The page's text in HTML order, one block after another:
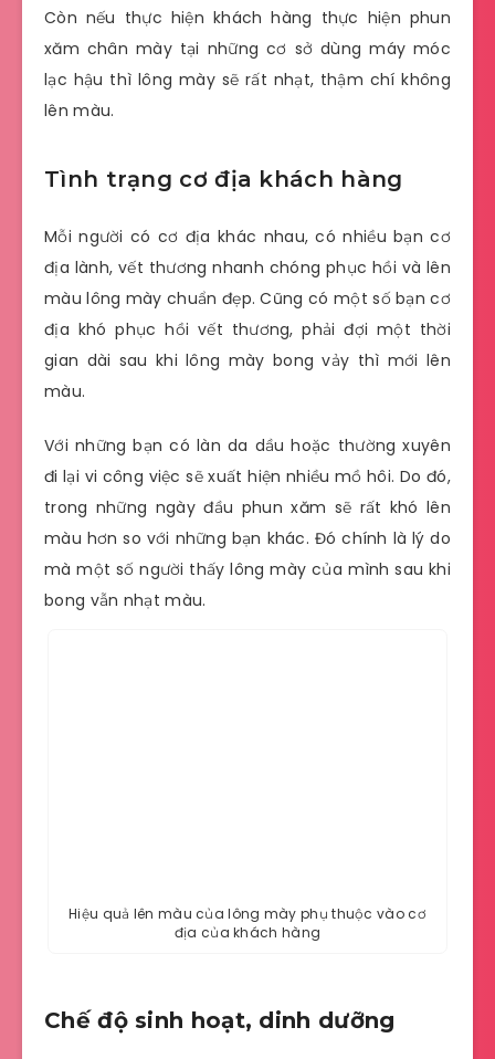
Còn nếu thực hiện khách hàng thực hiện phun
xăm chân mày tại những cơ sở dùng máy móc
lạc hậu thì lông mày sẽ rất nhạt, thậm chí không
lên màu.
Tình trạng cơ địa khách hàng
Mỗi người có cơ địa khác nhau, có nhiều bạn cơ
địa lành, vết thương nhanh chóng phục hồi và lên
màu lông mày chuẩn đẹp. Cũng có một số bạn cơ
địa khó phục hồi vết thương, phải đợi một thời
gian dài sau khi lông mày bong vảy thì mới lên
màu.
Với những bạn có làn da dầu hoặc thường xuyên
đi lại vi công việc sẽ xuất hiện nhiều mồ hôi. Do đó,
trong những ngày đầu phun xăm sẽ rất khó lên
màu hơn so với những bạn khác. Đó chính là lý do
mà một số người thấy lông mày của mình sau khi
bong vẫn nhạt màu.
Hiệu quả lên màu của lông mày phụ thuộc vào cơ
địa của khách hàng
Chế độ sinh hoạt, dinh dưỡng